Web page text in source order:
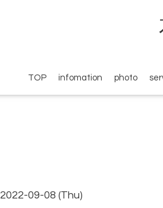
TOP infomation photo
2022-09-08 (Thu)